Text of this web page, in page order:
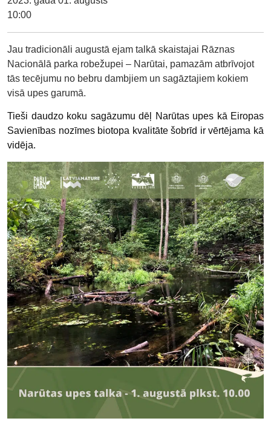
10:00
Jau tradicionāli augustā ejam talkā skaistajai Rāznas
Nacionālā parka robežupei – Narūtai, pamazām atbrīvojot
tās tecējumu no bebru dambjiem un sagāztajiem kokiem
visā upes garumā.
Tieši daudzo koku sagāzumu dēļ Narūtas upes kā Eiropas
Savienības nozīmes biotopa kvalitāte šobrīd ir vērtējama kā
vidēja.